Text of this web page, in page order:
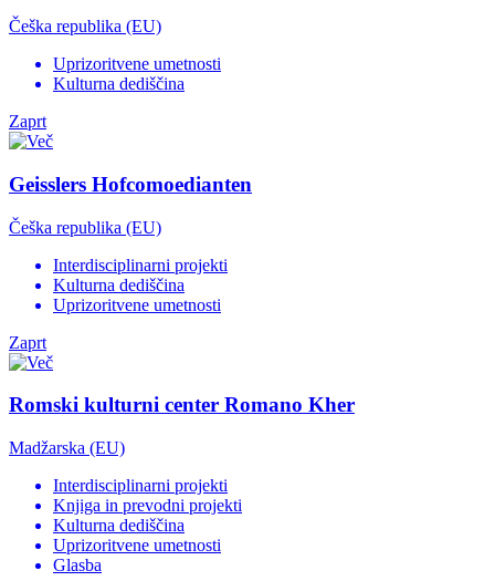
Češka republika (EU)
Uprizoritvene umetnosti
Kulturna dediščina
Zaprt
Geisslers Hofcomoedianten
Češka republika (EU)
Interdisciplinarni projekti
Kulturna dediščina
Uprizoritvene umetnosti
Zaprt
Romski kulturni center Romano Kher
Madžarska (EU)
Interdisciplinarni projekti
Knjiga in prevodni projekti
Kulturna dediščina
Uprizoritvene umetnosti
Glasba